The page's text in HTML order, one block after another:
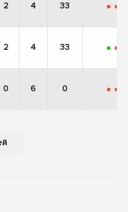
2 4 33 - -
2 4 33 + -
0 6 0 - -